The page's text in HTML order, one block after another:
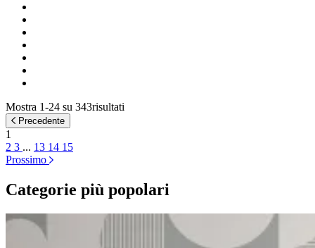
Mostra 1-24 su 343risultati
Precedente
1
2 3 ... 13 14 15
Prossimo
Categorie più popolari